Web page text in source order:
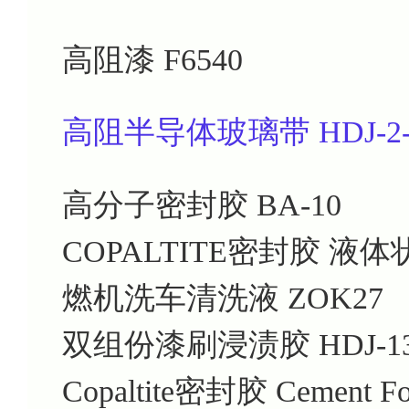
高阻漆 F6540
高阻半导体玻璃带 HDJ-
高分子密封胶 BA-10
COPALTITE密封胶 液体
燃机洗车清洗液 ZOK27
双组份漆刷浸渍胶 HDJ-
Copaltite密封胶 Cement